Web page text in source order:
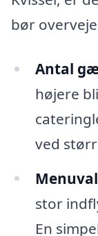
bør
Antal
højere
ved
stor
En